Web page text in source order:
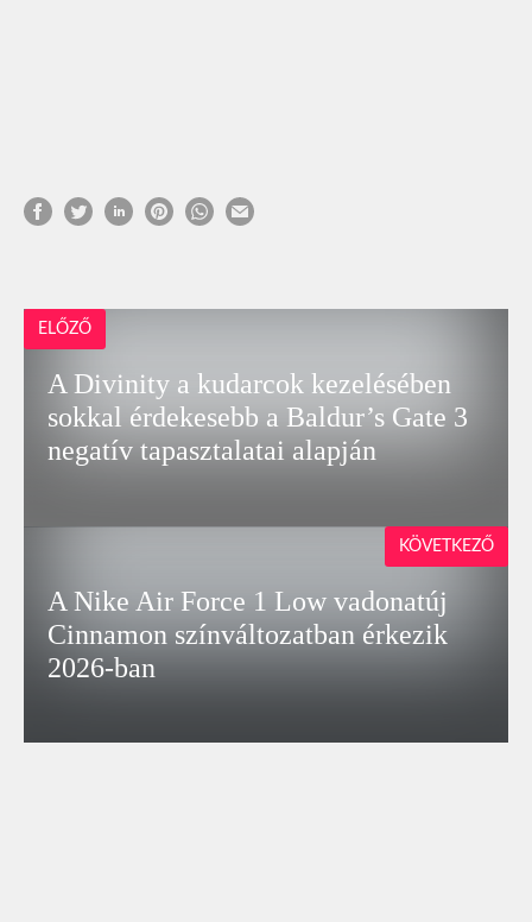
ELŐZŐ
A Divinity a kudarcok kezelésében
sokkal érdekesebb a Baldur’s Gate 3
negatív tapasztalatai alapján
A Nike Air Force 1 Low vadonatúj
Cinnamon színváltozatban érkezik
2026-ban
KÖVETKEZŐ